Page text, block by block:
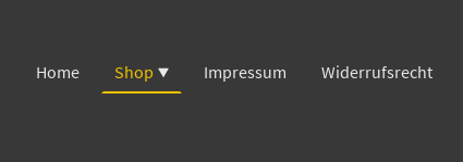
Home Shop Impressum Widerrufsrecht